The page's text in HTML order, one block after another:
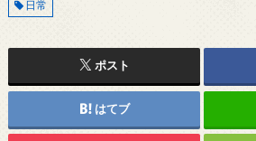
日常
ポスト
はてブ